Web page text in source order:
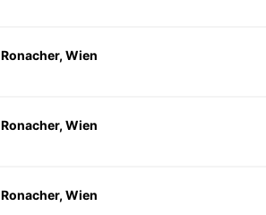
Ronacher, Wien
Ronacher, Wien
Ronacher, Wien